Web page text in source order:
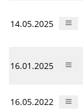
14.05.2025
16.01.2025
16.05.2022